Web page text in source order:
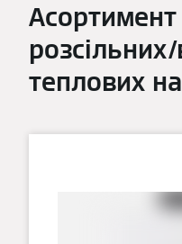
Асортимент
теплових